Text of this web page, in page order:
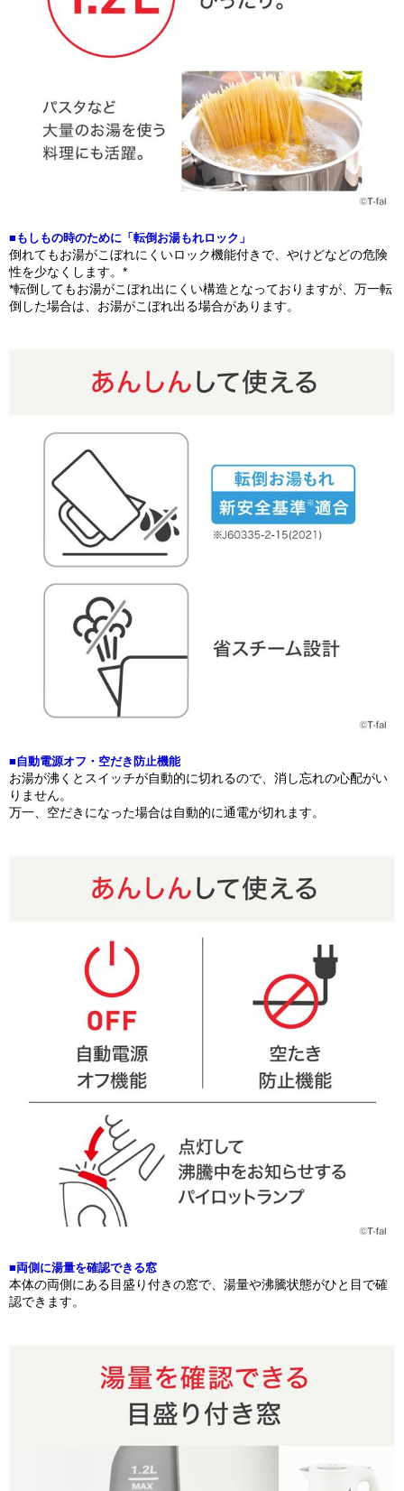
■もしもの時のために「転倒お湯もれロック」
倒れてもお湯がこぼれにくいロック機能付きで、やけどなどの危険
性を少なくします。*
*転倒してもお湯がこぼれ出にくい構造となっておりますが、万一転
倒した場合は、お湯がこぼれ出る場合があります。
■自動電源オフ・空だき防止機能
お湯が沸くとスイッチが自動的に切れるので、消し忘れの心配がい
りません。
万一、空だきになった場合は自動的に通電が切れます。
■両側に湯量を確認できる窓
本体の両側にある目盛り付きの窓で、湯量や沸騰状態がひと目で確
認できます。